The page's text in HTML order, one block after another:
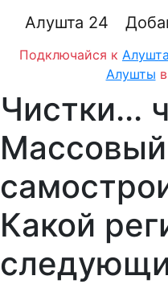
Алушта 24
Подключайся к
Алушты
Чистки...
Массовый
Какой